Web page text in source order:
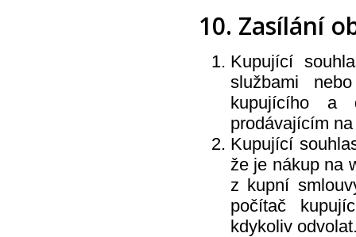
10. Zasílání
Kupující
službami
kupujícího a
prodávajícím
Kupující
že je nákup na
z kupní
počítač
kdykoliv